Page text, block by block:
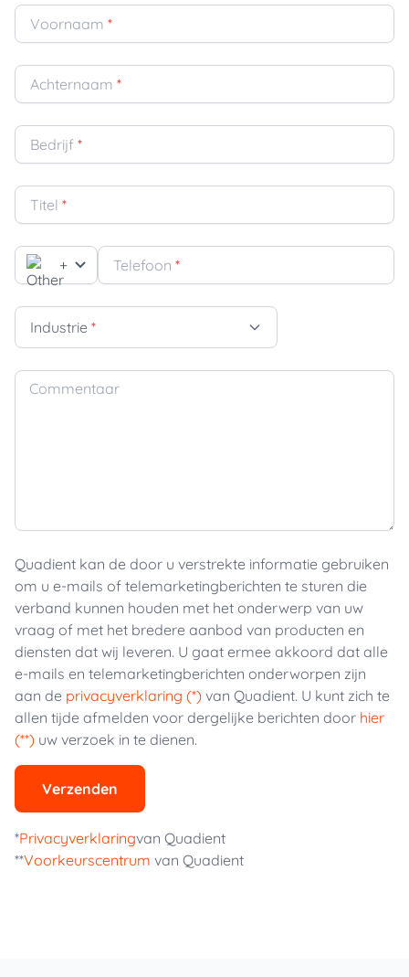
Voornaam *
Achternaam *
Bedrijf *
Titel *
+ Telefoon *
Industrie *
Commentaar
Quadient kan de door u verstrekte informatie gebruiken
om u e-mails of telemarketingberichten te sturen die
verband kunnen houden met het onderwerp van uw
vraag of met het bredere aanbod van producten en
diensten dat wij leveren. U gaat ermee akkoord dat alle
e-mails en telemarketingberichten onderworpen zijn
aan de privacyverklaring (*) van Quadient. U kunt zich te
allen tijde afmelden voor dergelijke berichten door hier
(**) uw verzoek in te dienen.
Verzenden
*Privacyverklaringvan Quadient
**Voorkeurscentrum van Quadient